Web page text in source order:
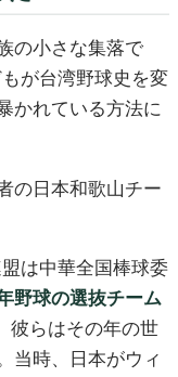
の小さな集落で
が台湾野球史を変
かれている方法に
の日本和歌山チー
は中華全国棒球委
野球の選抜チーム
彼らはその年の世
当時、日本がウィ